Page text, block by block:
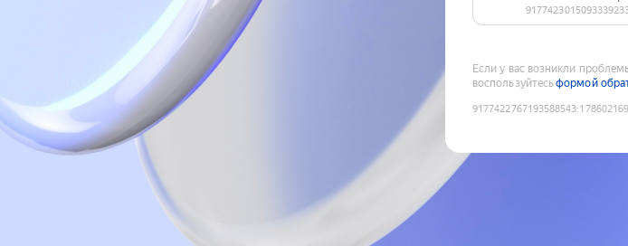
Если у вас возникли
воспользуйтесьформой
9177422767193588543: